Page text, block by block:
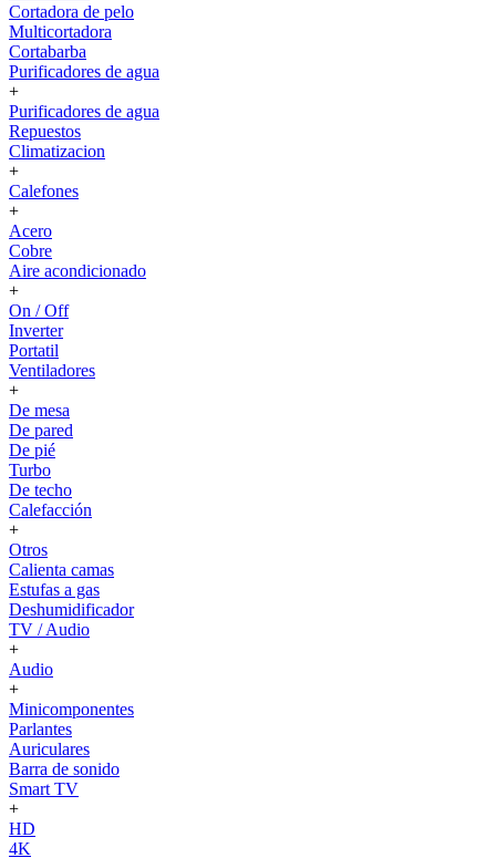
Cortadora de pelo
Multicortadora
Cortabarba
Purificadores de agua
+
Purificadores de agua
Repuestos
Climatizacion
+
Calefones
+
Acero
Cobre
Aire acondicionado
+
On / Off
Inverter
Portatil
Ventiladores
+
De mesa
De pared
De pié
Turbo
De techo
Calefacción
+
Otros
Calienta camas
Estufas a gas
Deshumidificador
TV / Audio
+
Audio
+
Minicomponentes
Parlantes
Auriculares
Barra de sonido
Smart TV
+
HD
4K